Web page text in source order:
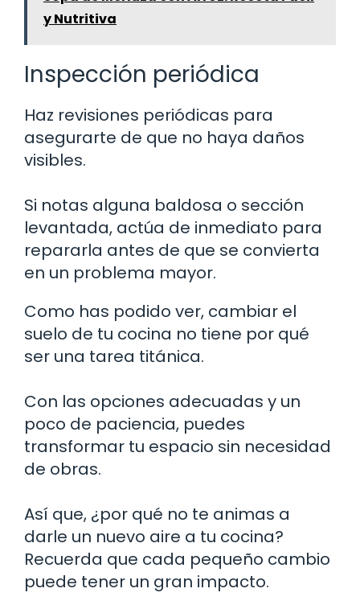
y Nutritiva
Inspección periódica
Haz revisiones periódicas para
asegurarte de que no haya daños
visibles.
Si notas alguna baldosa o sección
levantada, actúa de inmediato para
repararla antes de que se convierta
en un problema mayor.
Como has podido ver, cambiar el
suelo de tu cocina no tiene por qué
ser una tarea titánica.
Con las opciones adecuadas y un
poco de paciencia, puedes
transformar tu espacio sin necesidad
de obras.
Así que, ¿por qué no te animas a
darle un nuevo aire a tu cocina?
Recuerda que cada pequeño cambio
puede tener un gran impacto.